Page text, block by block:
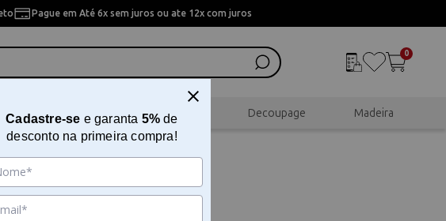
Pague em Até 6x sem juros ou ate 12x com juros
0
Pintura Artesanal Scrapbook Decoupage Madeira
Cadastre-se e garanta 5%de
desconto na primeira compra!